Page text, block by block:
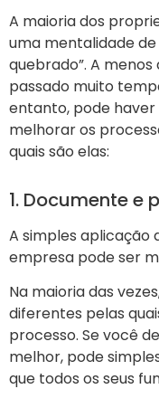
A maioria dos
uma mentalidade
quebrado”. A
passado muito
entanto, pode
melhorar os
quais são elas:
1. Documente e
A simples aplicação
empresa pode ser
Na maioria das
diferentes pelas
processo. Se você
melhor, pode
que todos os seus